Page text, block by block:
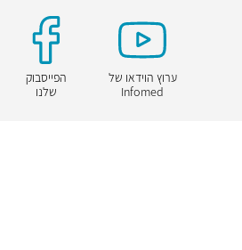
ערוץ הוידאו של
Infomed
הפייסבוק
שלנו